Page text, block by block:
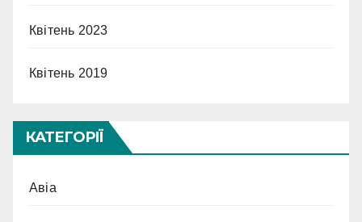
Квітень 2023
Квітень 2019
КАТЕГОРІЇ
Авіа